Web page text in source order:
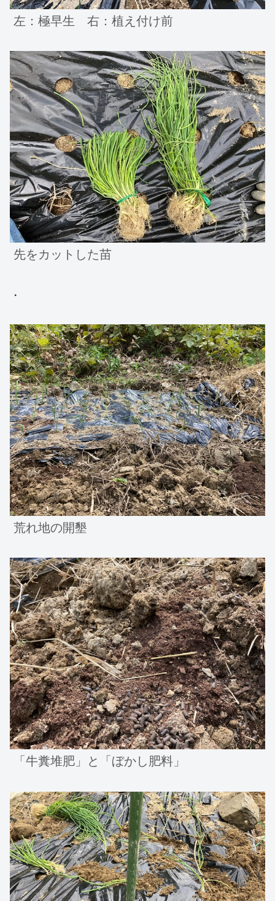
左：極早生 右：植え付け前
先をカットした苗
・
荒れ地の開墾
「牛糞堆肥」と「ぼかし肥料」